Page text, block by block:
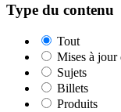
Type du contenu
Tout
Mises à jour
Sujets
Billets
Produits